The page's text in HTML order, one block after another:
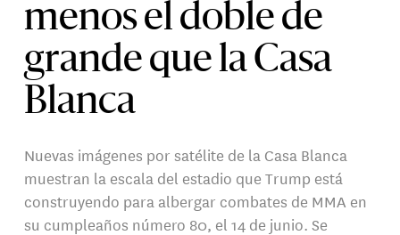
menos el doble de
grande que la Casa
Blanca
Nuevas imágenes por satélite de la Casa Blanca
muestran la escala del estadio que Trump está
construyendo para albergar combates de MMA en
su cumpleaños número 80, el 14 de junio. Se